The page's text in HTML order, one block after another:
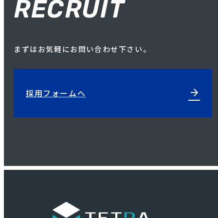
RECRUIT
まずはお気軽にお問い合わせ下さい。
採用フォームへ arrow_forward